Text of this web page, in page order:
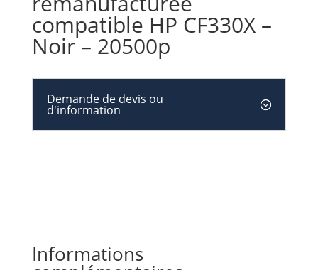
compatible HP CF330X –
Noir – 20500p
Demande de devis ou
d'information
Informations